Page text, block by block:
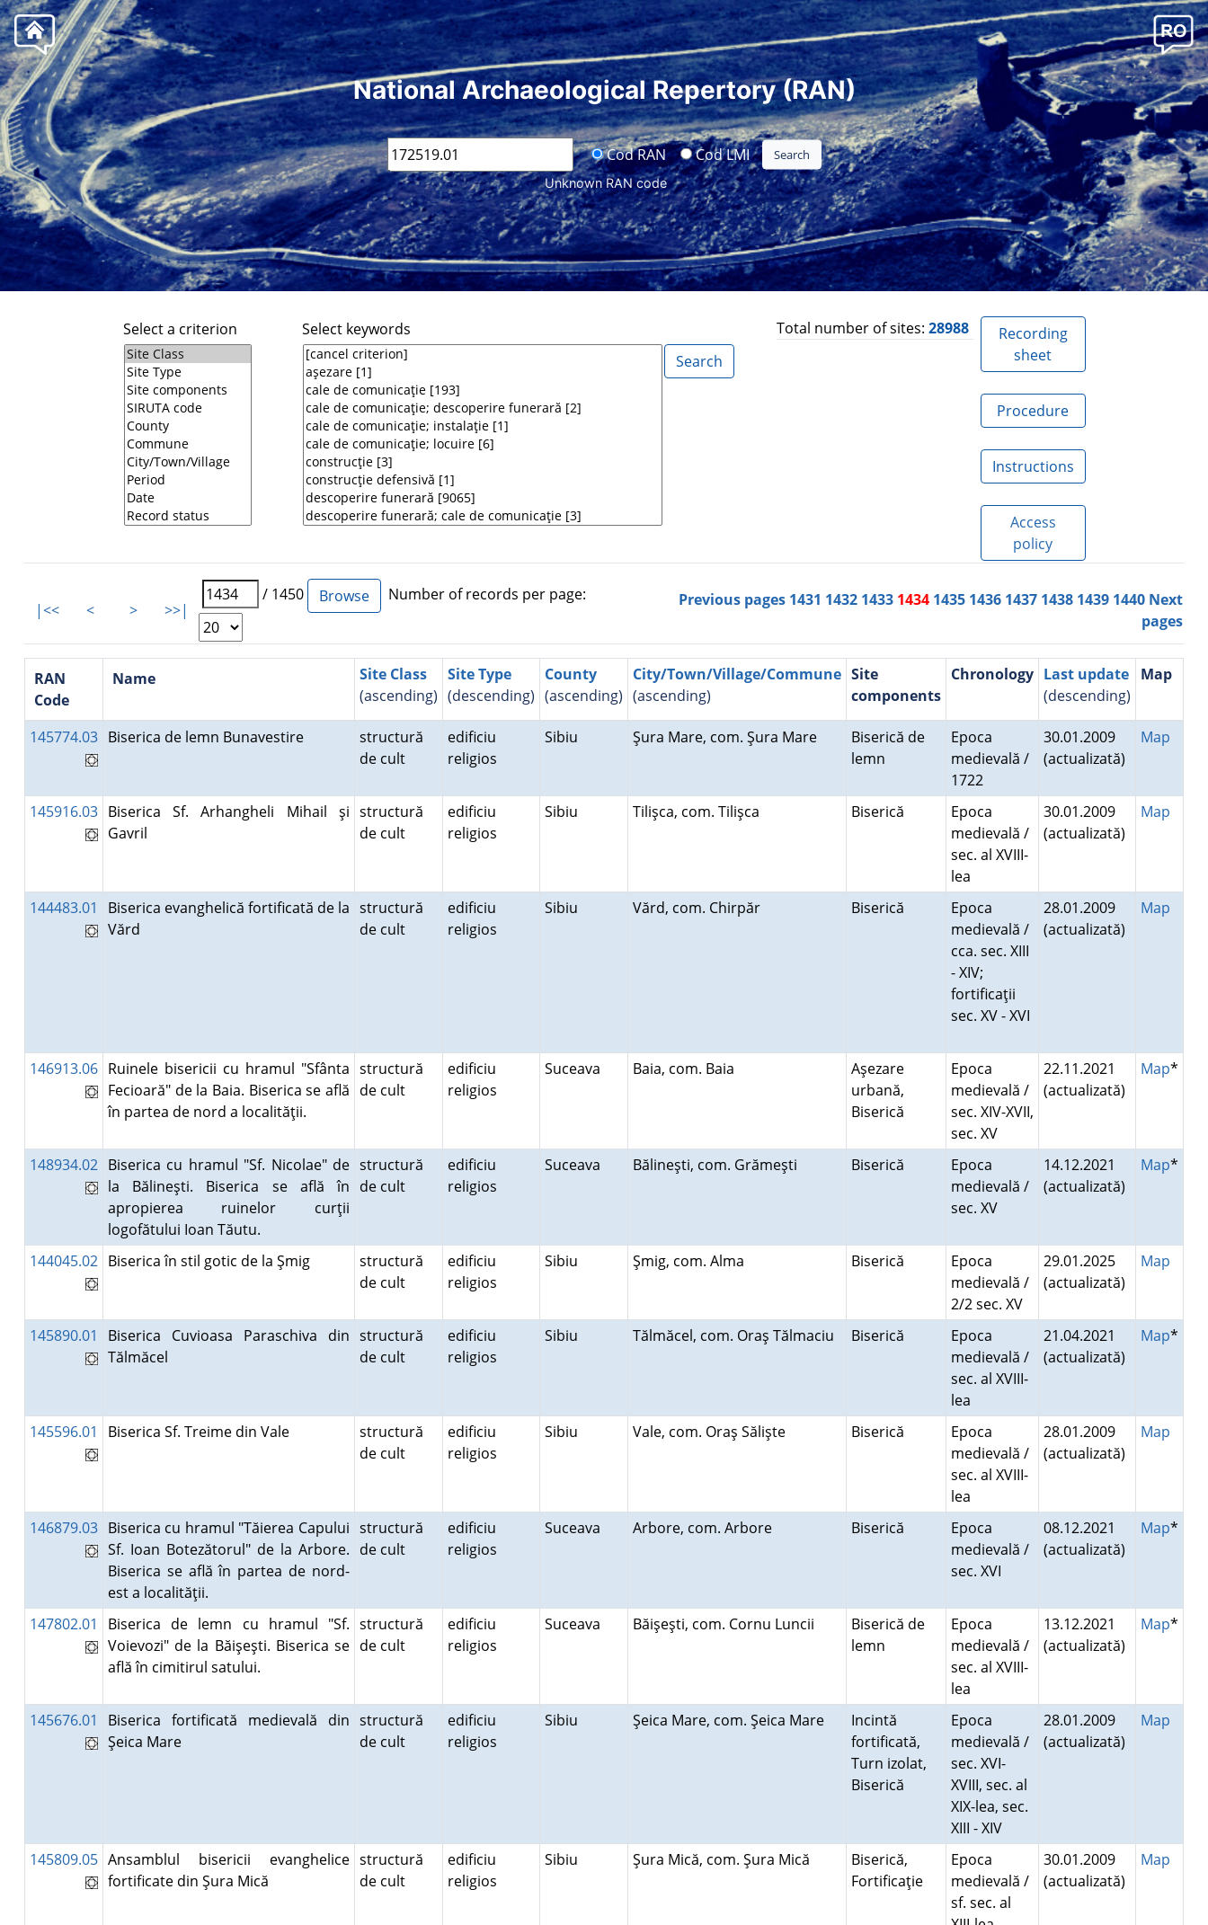
National Archaeological Repertory (RAN)
Cod RAN Cod LMI
Unknown RAN code
Select a criterion Select keywords Total number of sites: 28988
Recording
sheet
Procedure
Instructions
Access
policy
|<< < > >>|
/ 1450 Number of records per page: Previous pages 1431 1432 1433 1434 1435 1436 1437 1438 1439 1440 Next
pages
RAN
Code
Name
Site Class
(ascending)
Site Type
(descending)
County
(ascending)
City/Town/Village/Commune
(ascending)
Site
components
Chronology Last update
(descending)
Map
145774.03 Biserica de lemn Bunavestire
structură
de cult
edificiu
religios
Sibiu Şura Mare, com. Şura Mare
Biserică de
lemn
Epoca
medievală /
1722
30.01.2009
(actualizată)
Map
145916.03 Biserica Sf. Arhangheli Mihail şi
Gavril
structură
de cult
edificiu
religios
Sibiu Tilişca, com. Tilişca Biserică
Epoca
medievală /
sec. al XVIII-
lea
30.01.2009
(actualizată)
Map
144483.01
Biserica evanghelică fortificată de la
Vărd
structură
de cult
edificiu
religios
Sibiu Vărd, com. Chirpăr Biserică
Epoca
medievală /
cca. sec. XIII
- XIV;
fortificaţii
sec. XV - XVI
28.01.2009
(actualizată)
Map
146913.06 Ruinele bisericii cu hramul "Sfânta
Fecioară" de la Baia. Biserica se află
în partea de nord a localităţii.
structură
de cult
edificiu
religios
Suceava Baia, com. Baia
Aşezare
urbană,
Biserică
Epoca
medievală /
sec. XIV-XVII,
sec. XV
22.11.2021
(actualizată)
Map*
148934.02 Biserica cu hramul "Sf. Nicolae" de
la Bălineşti. Biserica se află în
apropierea ruinelor curţii
logofătului Ioan Tăutu.
structură
de cult
edificiu
religios
Suceava Bălineşti, com. Grămeşti Biserică
Epoca
medievală /
sec. XV
14.12.2021
(actualizată)
Map*
144045.02 Biserica în stil gotic de la Şmig
structură
de cult
edificiu
religios
Sibiu Şmig, com. Alma Biserică
Epoca
medievală /
2/2 sec. XV
29.01.2025
(actualizată)
Map
145890.01
Biserica Cuvioasa Paraschiva din
Tălmăcel
structură
de cult
edificiu
religios
Sibiu Tălmăcel, com. Oraş Tălmaciu Biserică
Epoca
medievală /
sec. al XVIII-
lea
21.04.2021
(actualizată)
Map*
145596.01 Biserica Sf. Treime din Vale
structură
de cult
edificiu
religios
Sibiu Vale, com. Oraş Sălişte Biserică
Epoca
medievală /
sec. al XVIII-
lea
28.01.2009
(actualizată)
Map
146879.03 Biserica cu hramul "Tăierea Capului
Sf. Ioan Botezătorul" de la Arbore.
Biserica se află în partea de nord-
est a localităţii.
structură
de cult
edificiu
religios
Suceava Arbore, com. Arbore Biserică
Epoca
medievală /
sec. XVI
08.12.2021
(actualizată)
Map*
147802.01
Biserica de lemn cu hramul "Sf.
Voievozi" de la Băişeşti. Biserica se
află în cimitirul satului.
structură
de cult
edificiu
religios
Suceava Băişeşti, com. Cornu Luncii
Biserică de
lemn
Epoca
medievală /
sec. al XVIII-
lea
13.12.2021
(actualizată)
Map*
145676.01
Biserica fortificată medievală din
Şeica Mare
structură
de cult
edificiu
religios
Sibiu Şeica Mare, com. Şeica Mare
Incintă
fortificată,
Turn izolat,
Biserică
Epoca
medievală /
sec. XVI-
XVIII, sec. al
XIX-lea, sec.
XIII - XIV
28.01.2009
(actualizată)
Map
145809.05 Ansamblul bisericii evanghelice
fortificate din Şura Mică
structură
de cult
edificiu
religios
Sibiu Şura Mică, com. Şura Mică
Biserică,
Fortificaţie
Epoca
medievală /
sf. sec. al
30.01.2009
(actualizată)
Map